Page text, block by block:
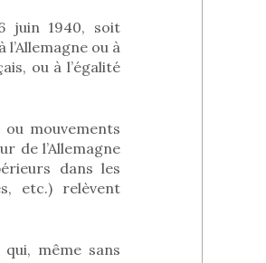
juin 1940, soit
ou à
ou à l’égalité
mouvements
de l’Allemagne
dans les
etc.) relèvent
même sans